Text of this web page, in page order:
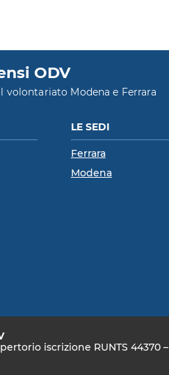
ODV
volontariato Modena e Ferrara
LE SEDI
Ferrara
Modena
iscrizione RUNTS 44370